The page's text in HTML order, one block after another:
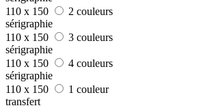
110 x 150
2 couleurs
sérigraphie
110 x 150
3 couleurs
sérigraphie
110 x 150
4 couleurs
sérigraphie
110 x 150
1 couleur
transfert